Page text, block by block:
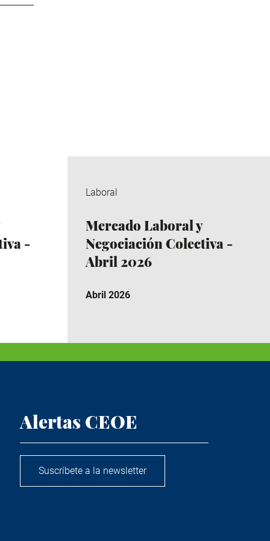
-
Laboral
Mercado Laboral y
Negociación Colectiva -
Abril 2026
Abril 2026
Alertas CEOE
Suscríbete a la newsletter